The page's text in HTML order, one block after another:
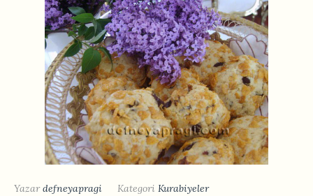
Yazardefneyapragi Kategori Kurabiyeler